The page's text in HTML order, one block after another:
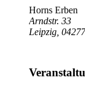
Horns Erben
Arndstr. 33
Leipzig 04277